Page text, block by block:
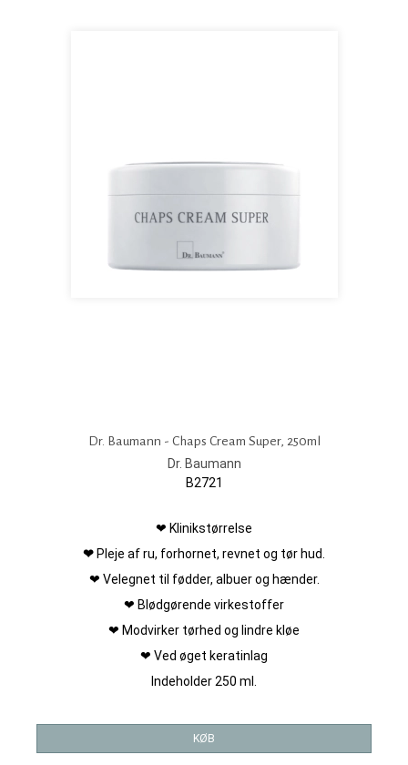
Dr. Baumann - Chaps Cream Super, 250ml
Dr. Baumann
B2721
❤ Klinikstørrelse
❤ Pleje af ru, forhornet, revnet og tør hud.
❤ Velegnet til fødder, albuer og hænder.
❤ Blødgørende virkestoffer
❤ Modvirker tørhed og lindre kløe
❤ Ved øget keratinlag
Indeholder 250 ml.
KØB